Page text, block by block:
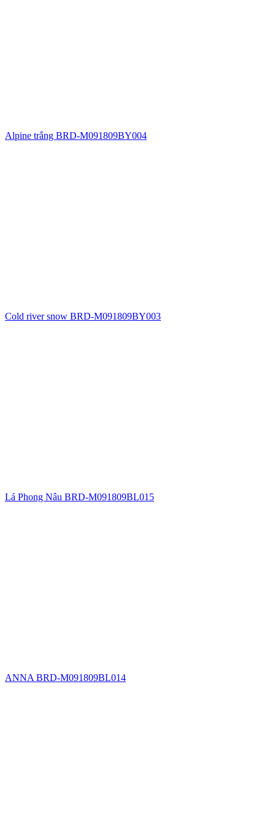
Alpine trắng BRD-M091809BY004
Cold river snow BRD-M091809BY003
Lá Phong Nâu BRD-M091809BL015
ANNA BRD-M091809BL014